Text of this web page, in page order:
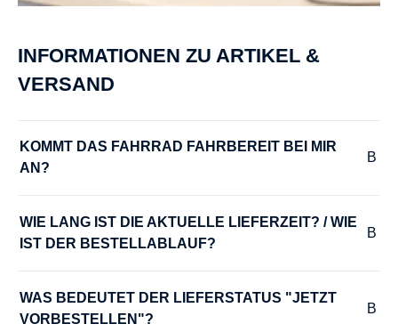
Pegasus Comfort
nano grey matte
Samox EC-58
INFORMATIONEN ZU ARTIKEL &
VERSAND
KOMMT DAS FAHRRAD FAHRBEREIT BEI MIR
AN?
WIE LANG IST DIE AKTUELLE LIEFERZEIT? / WIE
IST DER BESTELLABLAUF?
WAS BEDEUTET DER LIEFERSTATUS "JETZT
VORBESTELLEN"?